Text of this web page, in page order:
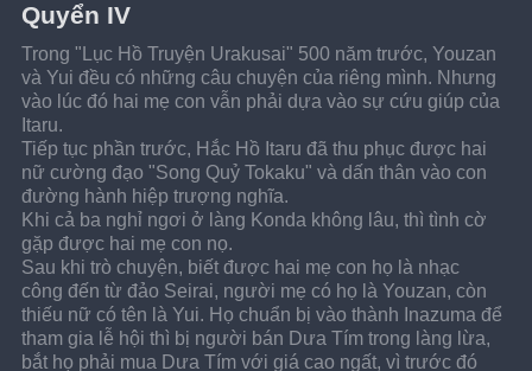
Quyển IV
Trong "Lục Hồ Truyện Urakusai" 500 năm trước, Youzan
và Yui đều có những câu chuyện của riêng mình. Nhưng
vào lúc đó hai mẹ con vẫn phải dựa vào sự cứu giúp của
Itaru.
Tiếp tục phần trước, Hắc Hồ Itaru đã thu phục được hai
nữ cường đạo "Song Quỷ Tokaku" và dấn thân vào con
đường hành hiệp trượng nghĩa.
Khi cả ba nghỉ ngơi ở làng Konda không lâu, thì tình cờ
gặp được hai mẹ con nọ.
Sau khi trò chuyện, biết được hai mẹ con họ là nhạc
công đến từ đảo Seirai, người mẹ có họ là Youzan, còn
thiếu nữ có tên là Yui. Họ chuẩn bị vào thành Inazuma để
tham gia lễ hội thì bị người bán Dưa Tím trong làng lừa,
bắt họ phải mua Dưa Tím với giá cao ngất, vì trước đó